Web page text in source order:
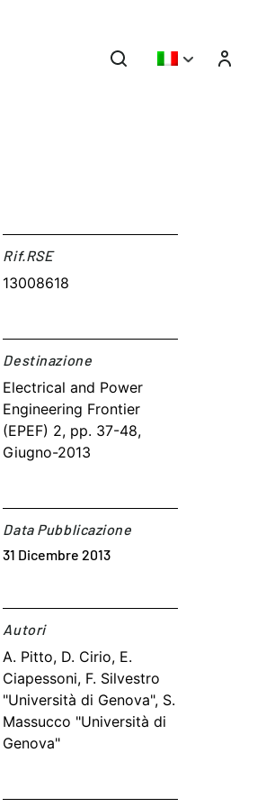
Rif.RSE​
13008618
Destinazione​
Electrical and Power
Engineering Frontier
(EPEF) 2, pp. 37-48,
Giugno-2013
Data Pubblicazione
31 Dicembre 2013
Autori​
A. Pitto, D. Cirio, E.
Ciapessoni, F. Silvestro
"Università di Genova", S.
Massucco "Università di
Genova"